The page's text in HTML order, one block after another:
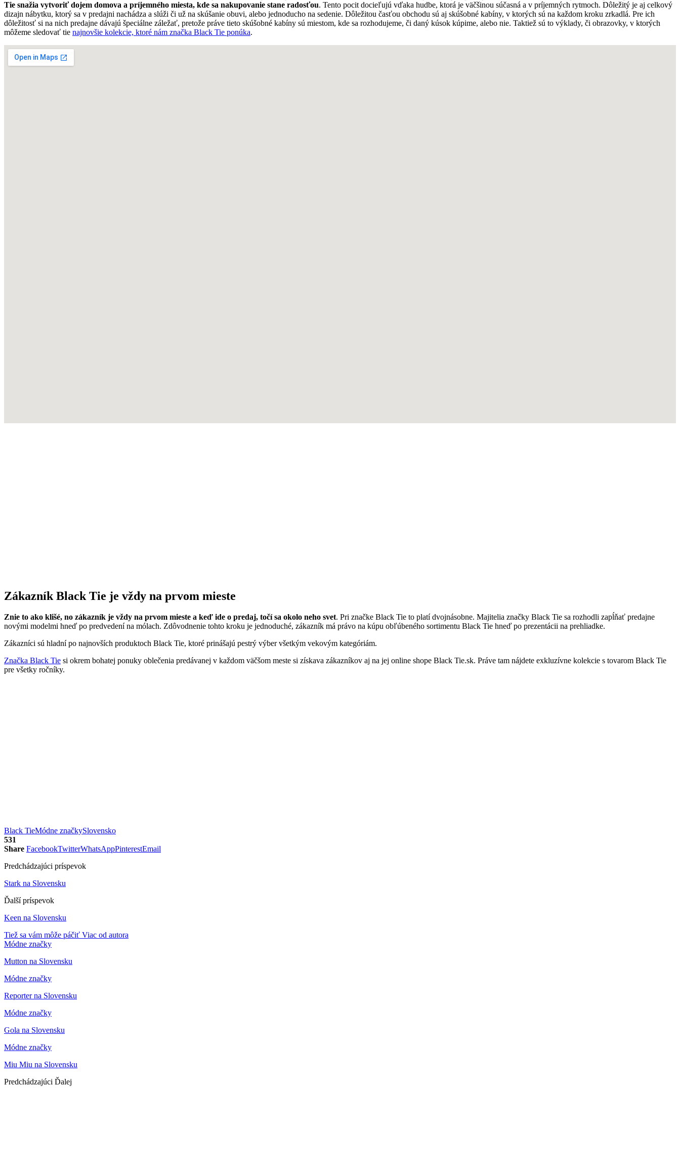
Tie snažia vytvoriť dojem domova a príjemného miesta, kde sa nakupovanie stane radosťou. Tento pocit docieľujú vďaka hudbe, ktorá je väčšinou súčasná a v príjemných rytmoch. Dôležitý je aj celkový
dizajn nábytku, ktorý sa v predajni nachádza a slúži či už na skúšanie obuvi, alebo jednoducho na sedenie. Dôležitou časťou obchodu sú aj skúšobné kabíny, v ktorých sú na každom kroku zrkadlá. Pre ich
dôležitosť si na nich predajne dávajú špeciálne záležať, pretože práve tieto skúšobné kabíny sú miestom, kde sa rozhodujeme, či daný kúsok kúpime, alebo nie. Taktiež sú to výklady, či obrazovky, v ktorých
môžeme sledovať tie najnovšie kolekcie, ktoré nám značka Black Tie ponúka.
Zákazník Black Tie je vždy na prvom mieste
Znie to ako klišé, no zákazník je vždy na prvom mieste a keď ide o predaj, točí sa okolo neho svet. Pri značke Black Tie to platí dvojnásobne. Majitelia značky Black Tie sa rozhodli zapĺňať predajne
novými modelmi hneď po predvedení na mólach. Zdôvodnenie tohto kroku je jednoduché, zákazník má právo na kúpu obľúbeného sortimentu Black Tie hneď po prezentácii na prehliadke.
Zákazníci sú hladní po najnovších produktoch Black Tie, ktoré prinášajú pestrý výber všetkým vekovým kategóriám.
Značka Black Tie si okrem bohatej ponuky oblečenia predávanej v každom väčšom meste si získava zákazníkov aj na jej online shope Black Tie.sk. Práve tam nájdete exkluzívne kolekcie s tovarom Black Tie
pre všetky ročníky.
Black TieMódne značkySlovensko
531
Share FacebookTwitterWhatsAppPinterestEmail
Predchádzajúci príspevok
Stark na Slovensku
Ďalší príspevok
Keen na Slovensku
Tiež sa vám môže páčiť Viac od autora
Módne značky
Mutton na Slovensku
Módne značky
Reporter na Slovensku
Módne značky
Gola na Slovensku
Módne značky
Miu Miu na Slovensku
Predchádzajúci Ďalej